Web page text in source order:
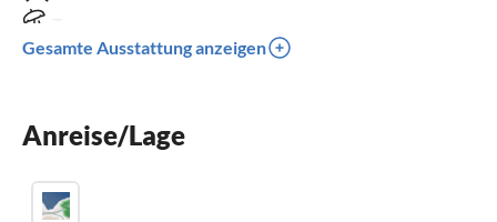
Spülmaschine
Kamin
Gesamte Ausstattung anzeigen
Anreise/Lage